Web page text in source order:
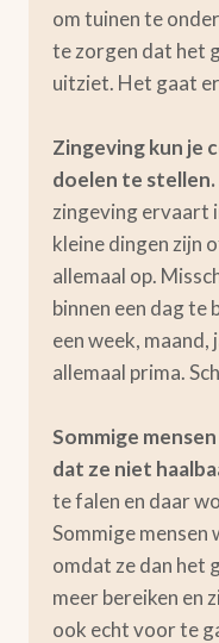
om tuinen te
te zorgen dat het
uitziet. Het gaat
Zingeving kun je
doelen te stellen.
zingeving ervaart
kleine dingen zijn
allemaal op.
binnen een dag te
een week, maand,
allemaal prima.
Sommige
dat ze niet
te falen en daar
Sommige
omdat ze dan het
meer bereiken en
ook echt voor te